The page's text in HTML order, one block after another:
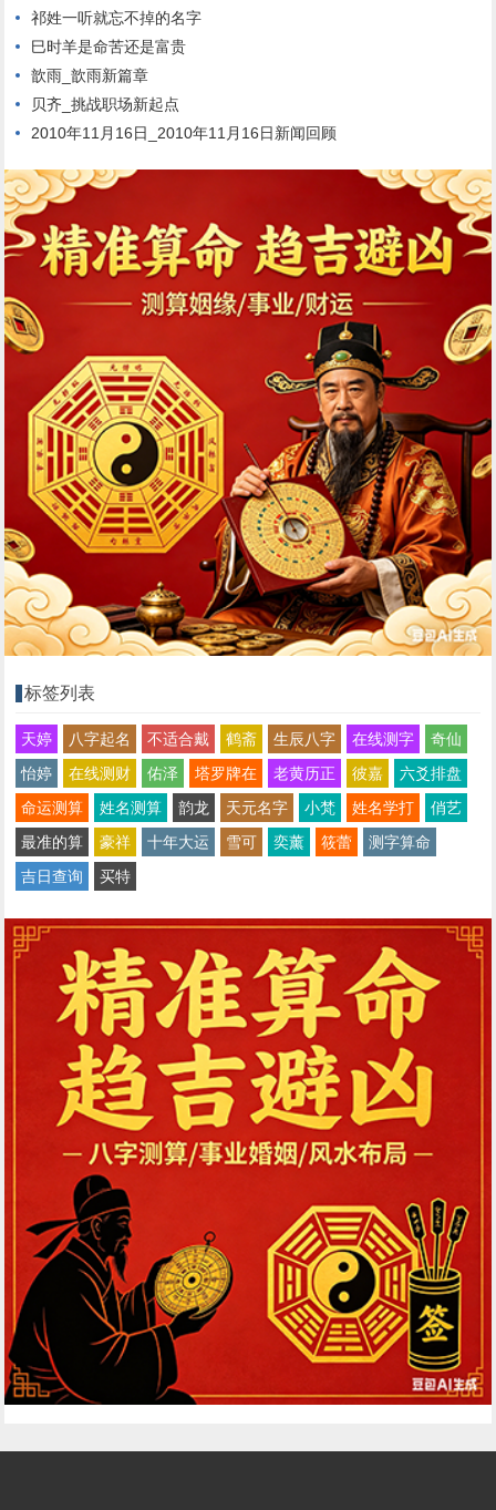
祁姓一听就忘不掉的名字
巳时羊是命苦还是富贵
歆雨_歆雨新篇章
贝齐_挑战职场新起点
2010年11月16日_2010年11月16日新闻回顾
标签列表
天婷 八字起名 不适合戴 鹤斋 生辰八字 在线测字
奇仙
怡婷
在线测财 佑泽 塔罗牌在 老黄历正 彼嘉
六爻排盘
命运测算
姓名测算 韵龙 天元名字 小梵 姓名学打
俏艺
最准的算
豪祥 十年大运 雪可 奕薰 筱蕾
测字算命
吉日查询
买特